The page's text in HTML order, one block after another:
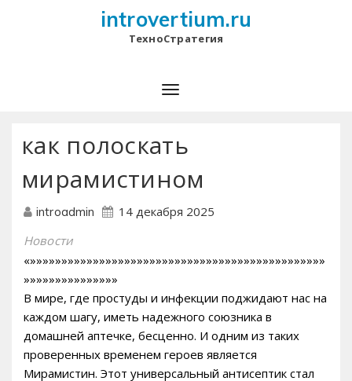
introvertium.ru
ТехноСтратегия
как полоскать
мирамистином
introadmin 14 декабря 2025
Новости
«»»»»»»»»»»»»»»»»»»»»»»»»»»»»»»»»»»»»»»»»»»»»»»»
»»»»»»»»»»»»»»»
В мире, где простуды и инфекции поджидают нас на
каждом шагу, иметь надежного союзника в
домашней аптечке, бесценно. И одним из таких
проверенных временем героев является
Мирамистин. Этот универсальный антисептик стал